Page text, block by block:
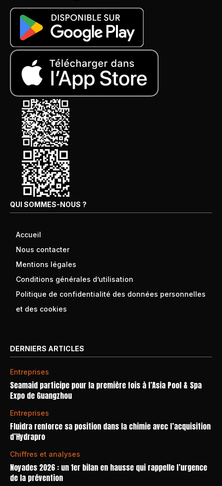
QUI SOMMES-NOUS ?
Accueil
Nous contacter
Mentions légales
Conditions générales d’utilisation
Politique de confidentialité des données personnelles
et des cookies
DERNIERS ARTICLES
Entreprises
Seamaid participe pour la première fois à l’Asia Pool & Spa
Expo de Guangzhou
Entreprises
Fluidra renforce sa position dans la chimie avec l’acquisition
d’Hydrapro
Chiffres et analyses
Noyades 2026 : un 1er bilan en hausse qui rappelle l’urgence
de la prévention